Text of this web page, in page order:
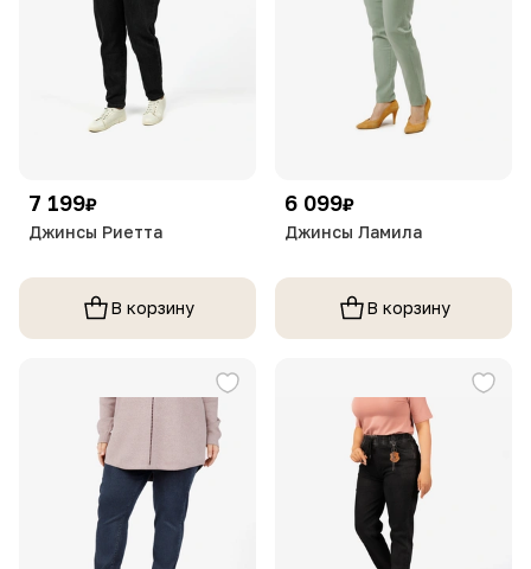
7 199₽
Джинсы Риетта
В корзину
6 099₽
Джинсы Ламила
В корзину